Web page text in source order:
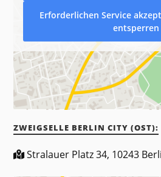
Erforderlichen Service
entsperren
ZWEIGSELLE BERLIN CITY (OST):
Stralauer Platz 34, 10243